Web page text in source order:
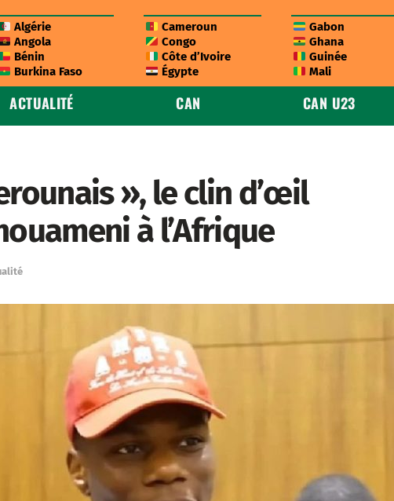
Algérie
Angola
Bénin
Burkina Faso
Cameroun
Congo
Côte d’Ivoire
Égypte
Gabon
Ghana
Guinée
Mali
ACTUALITÉ CAN CAN U23
», le clin d’œil
à l’Afrique